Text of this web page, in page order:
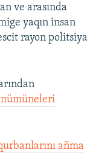
ve arasında
yaqın insan
rayon politsiya
añma